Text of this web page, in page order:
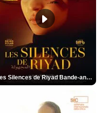
Les Silences de Riyad Bande-annonce VO STFR